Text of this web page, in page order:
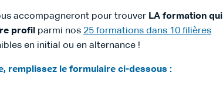
accompagneront pour trouver LA formation qui
profil parmi nos 25 formations dans 10 filières
en initial ou en alternance !
remplissez le formulaire ci-dessous :